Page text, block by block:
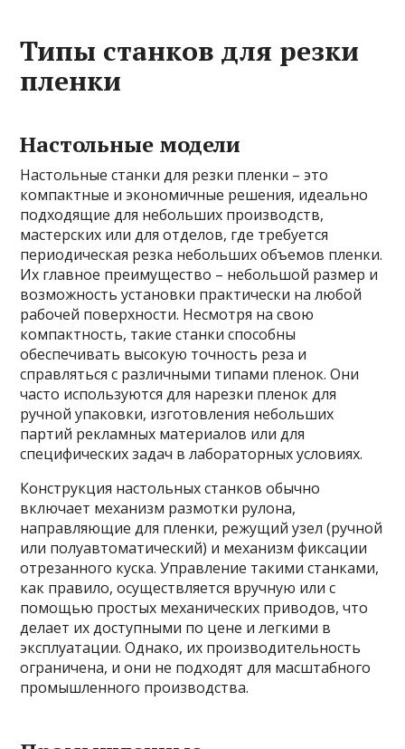
Типы станков для резки
пленки
Настольные модели
Настольные станки для резки пленки – это
компактные и экономичные решения, идеально
подходящие для небольших производств,
мастерских или для отделов, где требуется
периодическая резка небольших объемов пленки.
Их главное преимущество – небольшой размер и
возможность установки практически на любой
рабочей поверхности. Несмотря на свою
компактность, такие станки способны
обеспечивать высокую точность реза и
справляться с различными типами пленок. Они
часто используются для нарезки пленок для
ручной упаковки, изготовления небольших
партий рекламных материалов или для
специфических задач в лабораторных условиях.
Конструкция настольных станков обычно
включает механизм размотки рулона,
направляющие для пленки, режущий узел (ручной
или полуавтоматический) и механизм фиксации
отрезанного куска. Управление такими станками,
как правило, осуществляется вручную или с
помощью простых механических приводов, что
делает их доступными по цене и легкими в
эксплуатации. Однако, их производительность
ограничена, и они не подходят для масштабного
промышленного производства.